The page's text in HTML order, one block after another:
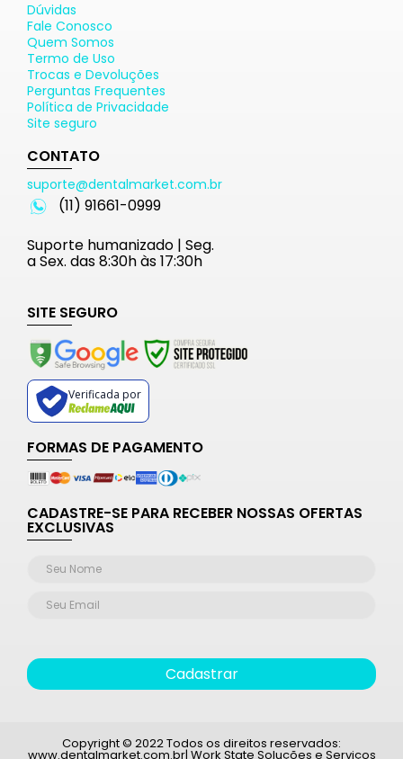
Dúvidas
Fale Conosco
Quem Somos
Termo de Uso
Trocas e Devoluções
Perguntas Frequentes
Política de Privacidade
Site seguro
CONTATO
suporte@dentalmarket.com.br
(11) 91661-0999
Suporte humanizado | Seg.
a Sex. das 8:30h às 17:30h
SITE SEGURO
Verificada por
FORMAS DE PAGAMENTO
CADASTRE-SE PARA RECEBER NOSSAS OFERTAS
EXCLUSIVAS
Cadastrar
Copyright © 2022 Todos os direitos reservados:
www.dentalmarket.com.br| Work State Soluções e Serviços